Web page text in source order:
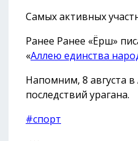
Самых активных
Ранее Ранее «Ёрш»
«Аллею единства
Напомним, 8 августа
последствий урагана.
#спорт